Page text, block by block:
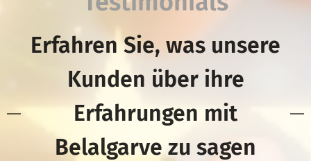
Erfahren Sie, was unsere
Kunden über ihre
Erfahrungen mit
Belalgarve zu sagen